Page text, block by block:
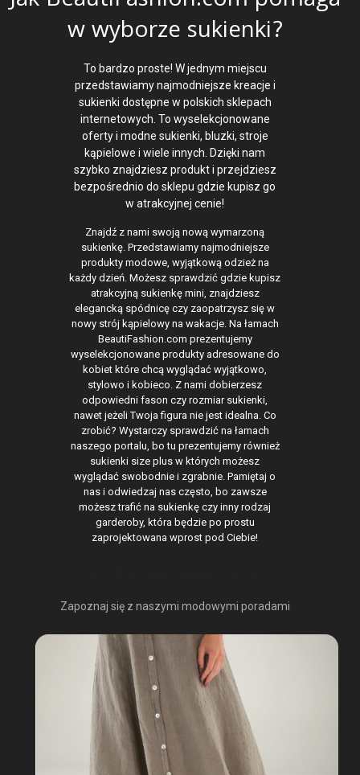
w wyborze sukienki?
To bardzo proste! W jednym miejscu
przedstawiamy najmodniejsze kreacje i
sukienki dostępne w polskich sklepach
internetowych. To wyselekcjonowane
oferty i modne sukienki, bluzki, stroje
kąpielowe i wiele innych. Dzięki nam
szybko znajdziesz produkt i przejdziesz
bezpośrednio do sklepu gdzie kupisz go
w atrakcyjnej cenie!
Znajdź z nami swoją nową wymarzoną
sukienkę. Przedstawiamy najmodniejsze
produkty modowe, wyjątkową odzież na
każdy dzień. Możesz sprawdzić gdzie kupisz
atrakcyjną sukienkę mini, znajdziesz
elegancką spódnicę czy zaopatrzysz się w
nowy strój kąpielowy na wakacje. Na łamach
BeautiFashion.com prezentujemy
wyselekcjonowane produkty adresowane do
kobiet które chcą wyglądać wyjątkowo,
stylowo i kobieco. Z nami dobierzesz
odpowiedni fason czy rozmiar sukienki,
nawet jeżeli Twoja figura nie jest idealna. Co
zrobić? Wystarczy sprawdzić na łamach
naszego portalu, bo tu prezentujemy również
sukienki size plus w których możesz
wyglądać swobodnie i zgrabnie. Pamiętaj o
nas i odwiedzaj nas często, bo zawsze
możesz trafić na sukienkę czy inny rodzaj
garderoby, która będzie po prostu
zaprojektowana wprost pod Ciebie!
Zapoznaj się z naszymi modowymi poradami